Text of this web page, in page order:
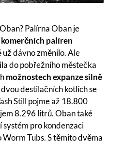
Palírna Oban je
palíren
už dávno změnilo. Ale
do pobřežního městečka
možnostech expanze silně
destilačních kotlích se
Still pojme až 18.800
8.296 litrů. Oban také
pro kondenzaci
Tubs. S těmito dvěma